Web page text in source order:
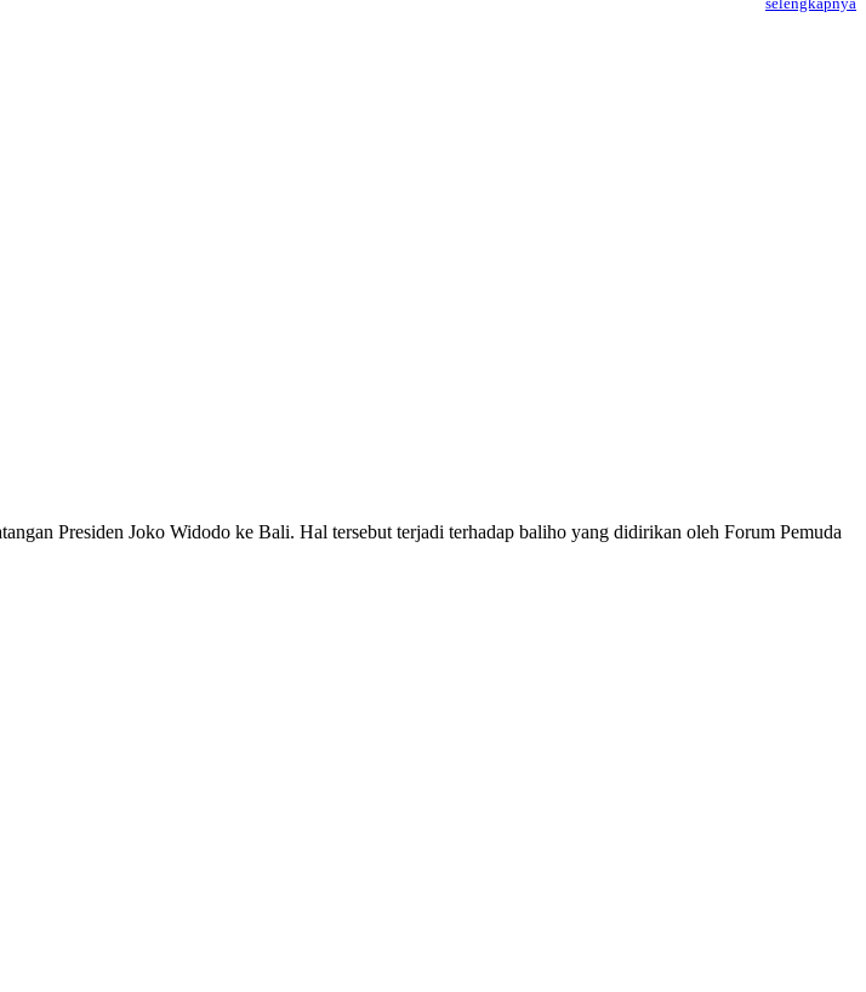
Presiden Joko Widodo ke Bali. Hal tersebut terjadi terhadap baliho yang didirikan oleh Forum Pemuda